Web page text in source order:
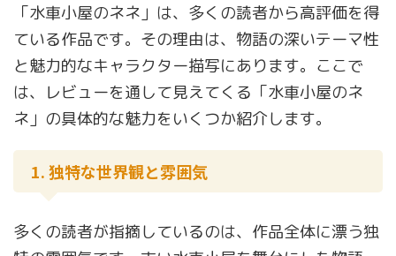
「水車小屋のネネ」は、多くの読者から高評価を得
ている作品です。その理由は、物語の深いテーマ性
と魅力的なキャラクター描写にあります。ここで
は、レビューを通して見えてくる「水車小屋のネ
ネ」の具体的な魅力をいくつか紹介します。
1. 独特な世界観と雰囲気
多くの読者が指摘しているのは、作品全体に漂う独